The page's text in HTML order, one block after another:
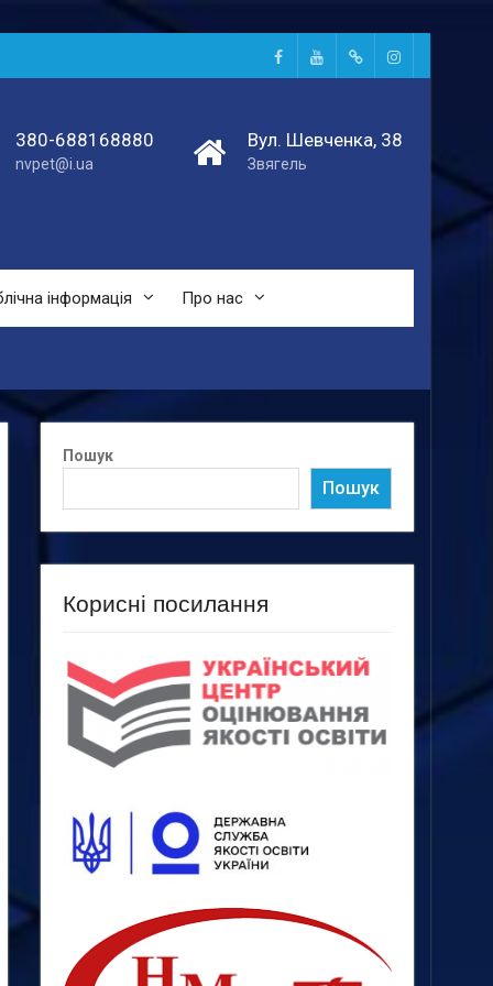
FacebookYoutubeTelegtamInstagram
380-688168880
nvpet@i.ua
Вул. Шевченка, 38
Звягель
інформація Про нас
Пошук
Пошук
Корисні посилання